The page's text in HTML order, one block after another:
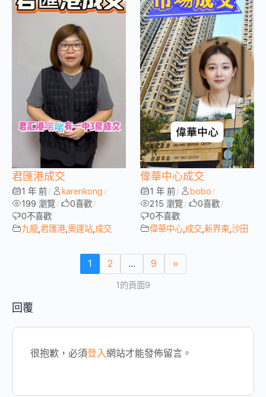
君匯港成交
1 年 前 / karenkong /
199 瀏覽 / 0喜歡 /
0不喜歡
九龍 君匯港 奧運站 成交
偉華中心成交
1 年 前 / bobo /
215 瀏覽 / 0喜歡 /
0不喜歡
偉華中心 成交 新界東 沙田
1 2 ... 9 »
1的頁面9
回覆
很抱歉，必須登入網站才能發佈留言。